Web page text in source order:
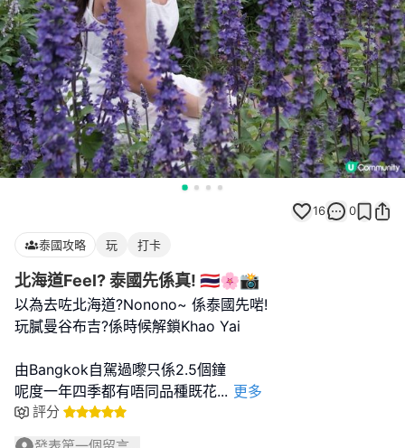
16 0
泰國攻略 玩 打卡
北海道Feel? 泰國先係真! 🇹🇭🌸📸
以為去咗北海道?Nonono~ 係泰國先啱!
玩膩曼谷布吉?係時候解鎖Khao Yai
由Bangkok自駕過嚟只係2.5個鐘
呢度一年四季都有唔同品種既花... 更多
評分